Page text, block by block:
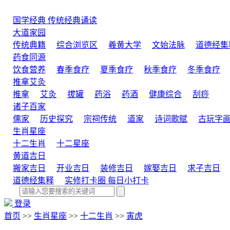
国学经典 传统经典诵读
大道家园
传统典籍
综合浏览区 羲黄大学 文始法脉
道德经集
药食同源
饮食营养
春季食疗 夏季食疗 秋季食疗 冬季食疗
推拿艾灸
推拿
艾灸 拔罐 药浴 药酒 健康综合
刮痧
诸子百家
儒家
历史探究 宗祠传统 道家 诗词歌赋 古玩字画
生肖星座
十二生肖
十二星座
黄道吉日
搬家吉日
开业吉日 装修吉日 嫁娶吉日
求子吉日
道德经集释
实修打卡圈 每日小打卡
登录
首页 >> 生肖星座 >> 十二生肖 >> 寅虎